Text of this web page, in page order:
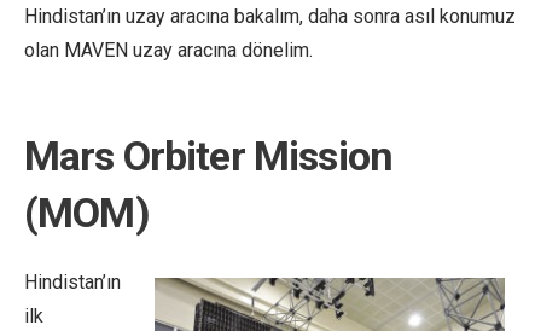
Hindistan’ın uzay aracına bakalım, daha sonra asıl konumuz
olan MAVEN uzay aracına dönelim.
Mars Orbiter Mission
(MOM)
Hindistan’ın
ilk